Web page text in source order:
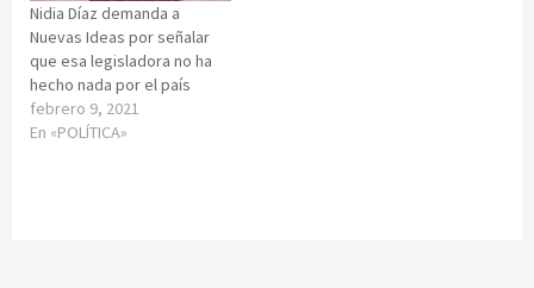
Nidia Díaz demanda a
Nuevas Ideas por señalar
que esa legisladora no ha
hecho nada por el país
febrero 9, 2021
En «POLÍTICA»